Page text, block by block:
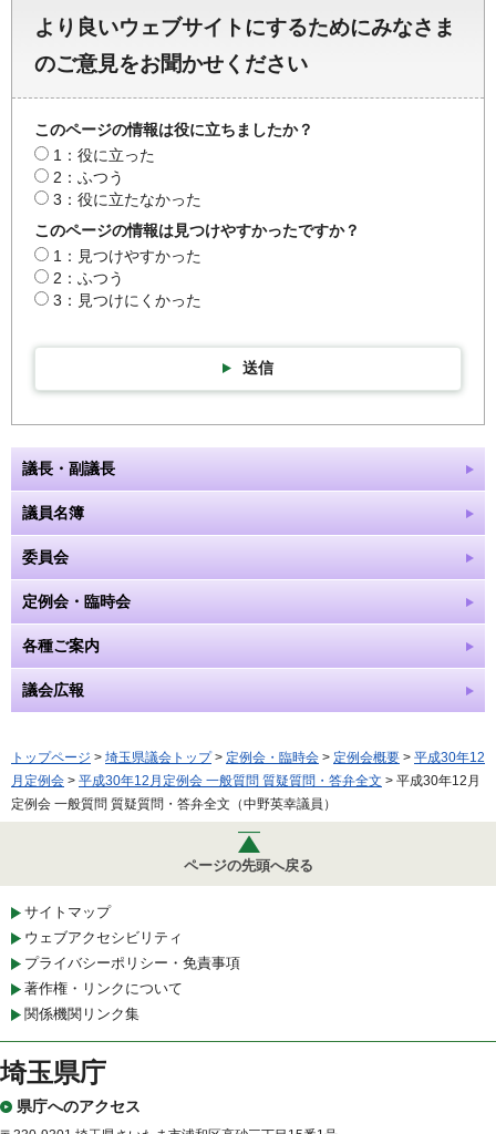
より良いウェブサイトにするためにみなさま
のご意見をお聞かせください
このページの情報は役に立ちましたか？
1：役に立った
2：ふつう
3：役に立たなかった
このページの情報は見つけやすかったですか？
1：見つけやすかった
2：ふつう
3：見つけにくかった
送信
議長・副議長
議員名簿
委員会
定例会・臨時会
各種ご案内
議会広報
トップページ > 埼玉県議会トップ> 定例会・臨時会 > 定例会概要 > 平成30年12
月定例会 > 平成30年12月定例会 一般質問 質疑質問・答弁全文 > 平成30年12月
定例会 一般質問 質疑質問・答弁全文（中野英幸議員）
ページの先頭へ戻る
サイトマップ
ウェブアクセシビリティ
プライバシーポリシー・免責事項
著作権・リンクについて
関係機関リンク集
埼玉県庁
県庁へのアクセス